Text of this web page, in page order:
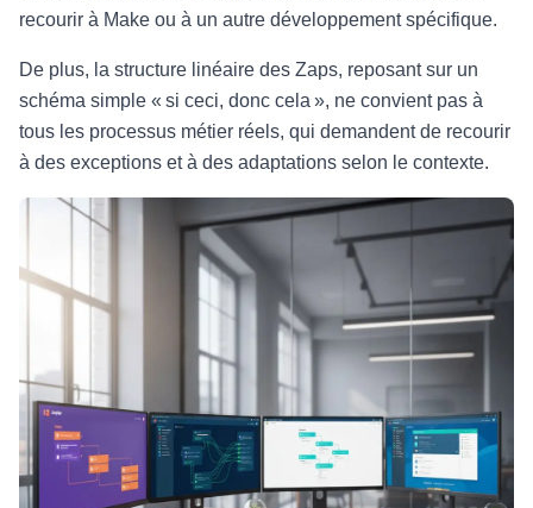
recourir à Make ou à un autre développement spécifique.
De plus, la structure linéaire des Zaps, reposant sur un
schéma simple « si ceci, donc cela », ne convient pas à
tous les processus métier réels, qui demandent de recourir
à des exceptions et à des adaptations selon le contexte.